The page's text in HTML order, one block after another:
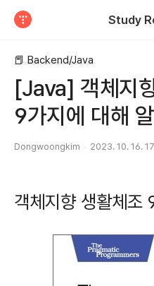
Study
📕 Backend/Java
[Java] 객체지
9가지에 대해
Dongwoongkim 2023. 10. 16.
객체지향 생활체조